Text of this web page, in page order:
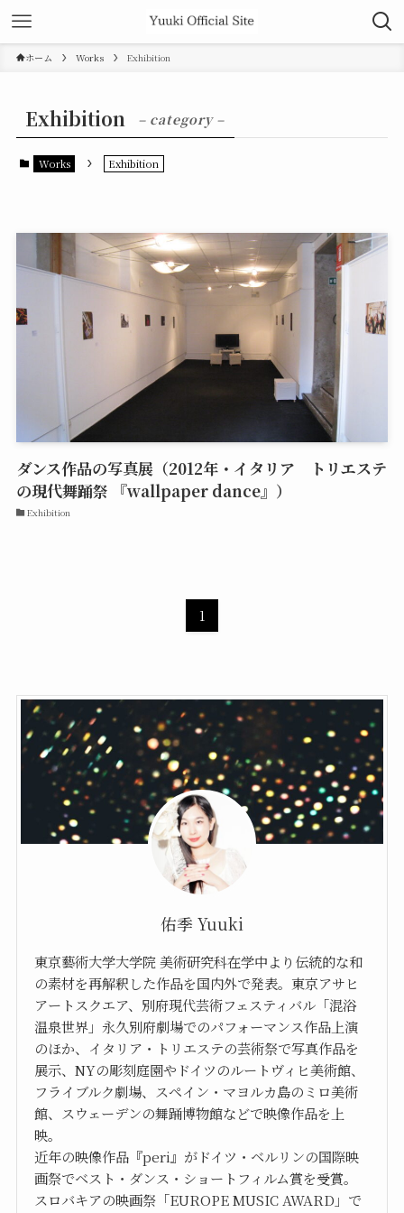
ホーム Works Exhibition
Exhibition – category –
Works Exhibition
ダンス作品の写真展（2012年・イタリア トリエステ
の現代舞踊祭 『wallpaper dance』）
Exhibition
1
佑季 Yuuki
東京藝術大学大学院 美術研究科在学中より伝統的な和
の素材を再解釈した作品を国内外で発表。東京アサヒ
アートスクエア、別府現代芸術フェスティバル「混浴
温泉世界」永久別府劇場でのパフォーマンス作品上演
のほか、イタリア・トリエステの芸術祭で写真作品を
展示、NYの彫刻庭園やドイツのルートヴィヒ美術館、
フライブルク劇場、スペイン・マヨルカ島のミロ美術
館、スウェーデンの舞踊博物館などで映像作品を上
映。
近年の映像作品『peri』がドイツ・ベルリンの国際映
画祭でベスト・ダンス・ショートフィルム賞を受賞。
スロバキアの映画祭「EUROPE MUSIC AWARD」で